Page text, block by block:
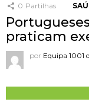
0 Partilhas
praticam
por Equipa 1001